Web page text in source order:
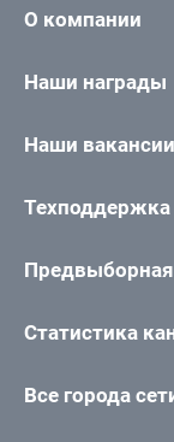
О компании
Наши награды
Наши вакансии
Техподдержка
Предвыборная
Статистика
Все города